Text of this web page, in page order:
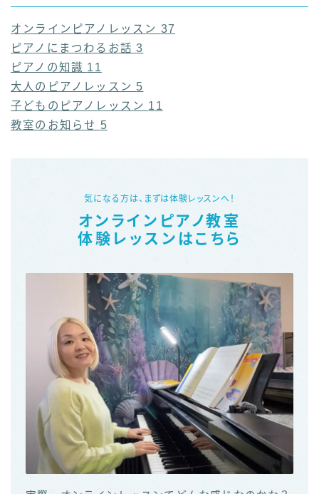
オンラインピアノレッスン 37
ピアノにまつわるお話3
ピアノの知識 11
大人のピアノレッスン 5
子どものピアノレッスン 11
教室のお知らせ 5
気になる方は、まずは体験レッスンへ！
オンラインピアノ教室
体験レッスンはこちら